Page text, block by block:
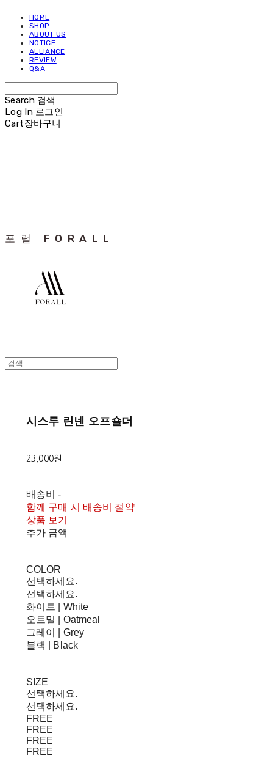
HOME
SHOP
ABOUT US
NOTICE
ALLIANCE
REVIEW
Q&A
Search 검색
Log In 로그인
Cart장바구니
포럴 FORALL
시스루 린넨 오프숄더
23,000원
배송비-
함께 구매 시 배송비 절약
상품 보기
추가 금액
COLOR
선택하세요.
선택하세요.
화이트 | White
오트밀 | Oatmeal
그레이 | Grey
블랙 | Black
SIZE
선택하세요.
선택하세요.
FREE
FREE
FREE
FREE